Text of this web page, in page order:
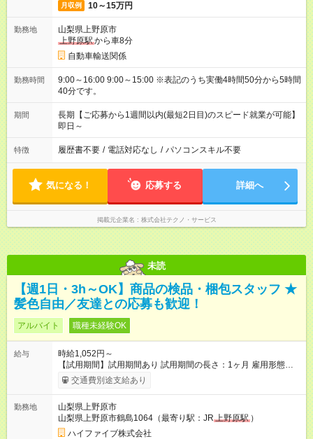
月収例 10～15万円
勤務地
山梨県上野原市
上野原駅から車8分
自動車輸送関係
勤務時間
9:00～16:00 9:00～15:00 ※表記のうち実働4時間50分から5時間
40分です。
期間
長期【ご応募から1週間以内(最短2日目)のスピード就業が可能】
即日～
特徴 履歴書不要 / 電話対応なし / パソコンスキル不要
気になる！ 応募する 詳細へ
掲載元企業名 株式会社テクノ・サービス
未読
【週1日・3h～OK】商品の検品・梱包スタッフ ★
髪色自由／友達との応募も歓迎！
アルバイト 職種未経験OK
給与
時給1,052円～
【試用期間】試用期間あり 試用期間の長さ：1ヶ月 雇用形態、
給与は本採用時と同じです。
交通費別途支給あり
勤務地
山梨県上野原市
山梨県上野原市鶴島1064（最寄り駅：JR 上野原駅 ）
ハイファイブ株式会社